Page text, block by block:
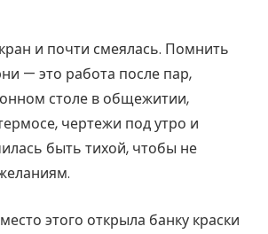
и почти смеялась. Помнить
— это работа после пар,
столе в общежитии,
чертежи под утро и
быть тихой, чтобы не
этого открыла банку краски